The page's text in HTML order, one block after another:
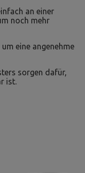
an einer
noch mehr
eine angenehme
sorgen dafür,
ist.